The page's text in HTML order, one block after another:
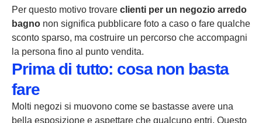
Per questo motivo trovare clienti per un negozio arredo
bagno non significa pubblicare foto a caso o fare qualche
sconto sparso, ma costruire un percorso che accompagni
la persona fino al punto vendita.
Prima di tutto: cosa non basta
fare
Molti negozi si muovono come se bastasse avere una
bella esposizione e aspettare che qualcuno entri. Questo